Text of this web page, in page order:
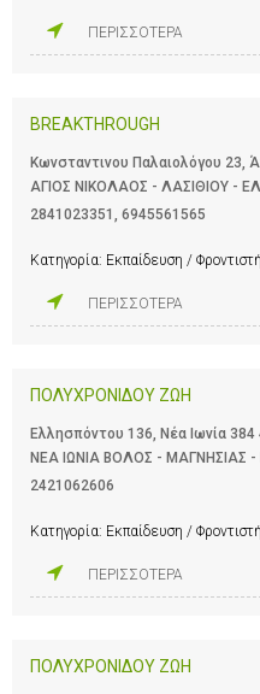
ΠΕΡΙΣΣΟΤΕΡΑ
BREAKTHROUGH
Κωνσταντινου Παλαιολόγου 23,
ΑΓΙΟΣ ΝΙΚΟΛΑΟΣ - ΛΑΣΙΘΙΟΥ -
2841023351 , 6945561565
Κατηγορία: Εκπαίδευση /
ΠΕΡΙΣΣΟΤΕΡΑ
ΠΟΛΥΧΡΟΝΙΔΟΥ ΖΩΗ
Ελλησπόντου 136, Νέα Ιωνία 384
ΝΕΑ ΙΩΝΙΑ ΒΟΛΟΣ - ΜΑΓΝΗΣΙΑΣ
2421062606
Κατηγορία: Εκπαίδευση /
ΠΕΡΙΣΣΟΤΕΡΑ
ΠΟΛΥΧΡΟΝΙΔΟΥ ΖΩΗ